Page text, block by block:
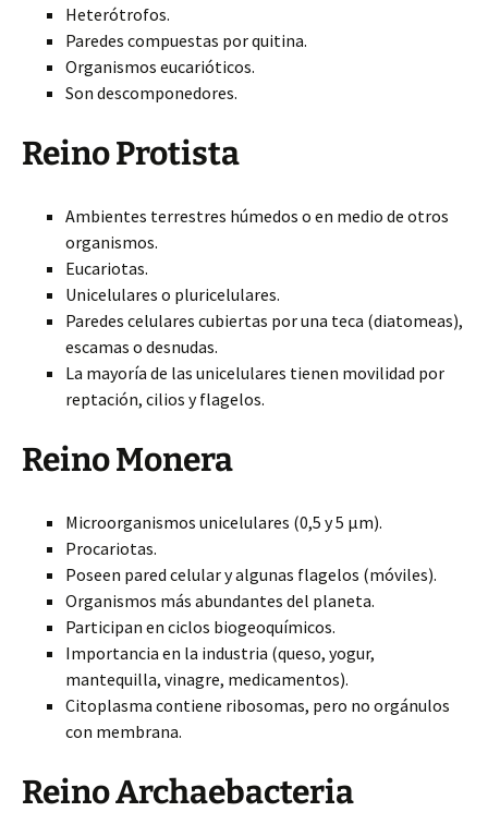
Heterótrofos.
Paredes compuestas por quitina.
Organismos eucarióticos.
Son descomponedores.
Reino Protista
Ambientes terrestres húmedos o en medio de otros
organismos.
Eucariotas.
Unicelulares o pluricelulares.
Paredes celulares cubiertas por una teca (diatomeas),
escamas o desnudas.
La mayoría de las unicelulares tienen movilidad por
reptación, cilios y flagelos.
Reino Monera
Microorganismos unicelulares (0,5 y 5 µm).
Procariotas.
Poseen pared celular y algunas flagelos (móviles).
Organismos más abundantes del planeta.
Participan en ciclos biogeoquímicos.
Importancia en la industria (queso, yogur,
mantequilla, vinagre, medicamentos).
Citoplasma contiene ribosomas, pero no orgánulos
con membrana.
Reino Archaebacteria